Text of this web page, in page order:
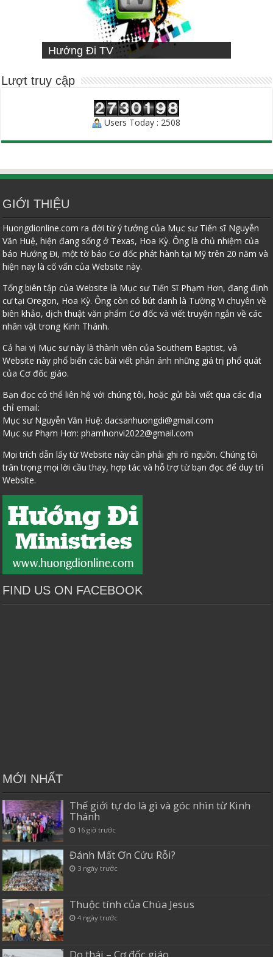
Hướng Đi TV
Sống Đạo
VIETNAMESE MISSIONARY
INSTITUTE
Người Chăn Bầy
Lượt truy cập
Users Today : 2508
GIỚI THIỆU
Huongdionline.com ra đời từ ý tưởng của Mục sư Tiến sĩ Nguyễn
Văn Huệ, hiện đang sống ở Texas, Hoa Kỳ. Ông là chủ nhiệm của
báo Hướng Đi, một tờ báo Cơ đốc phát hành tại Mỹ trên 20 năm và
hiện nay là cố vấn của Website này.
Tổng biên tập của Website là Mục sư Tiến Sĩ Phạm Hơn, đang định
cư tại Oregon, Hoa Kỳ. Ông còn có bút danh là Tường Vi chuyên về
biên khảo, dịch thuật văn phẩm Cơ đốc và viết truyện ngắn về các
nhân vật trong Kinh Thánh.
Cả hai vị Mục sư này là thành viên của Southern Baptist, và
Website này phổ biến các bài viết phản ánh những giá trị phổ quát
của Cơ đốc giáo.
Bạn đọc có thể liên hệ với chúng tôi, hoặc gửi bài viết qua các địa
chỉ email:
Mục sư Nguyễn Văn Huệ:dacsanhuongdi@gmail.com
Mục sư Phạm Hơn:phamhonvi2022@gmail.com
Mọi trích dẫn lấy từ Website này cần phải ghi rõ nguồn. Chúng tôi
trân trọng mọi lời cầu thay, hợp tác và hỗ trợ từ bạn đọc để duy trì
Website.
FIND US ON FACEBOOK
MỚI NHẤT
Thế giới tự do là gì và góc nhìn từ Kinh
Thánh
16 giờ trước
Đánh Mất Ơn Cứu Rỗi?
3 ngày trước
Thuộc tính của Chúa Jesus
4 ngày trước
Do thái – Cơ đốc giáo